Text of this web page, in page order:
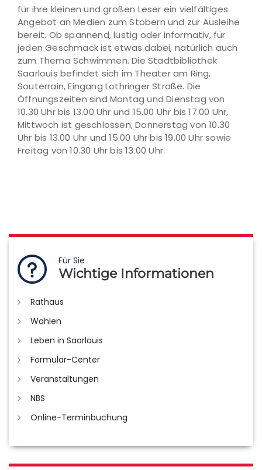
für ihre kleinen und großen Leser ein vielfältiges
Angebot an Medien zum Stöbern und zur Ausleihe
bereit. Ob spannend, lustig oder informativ, für
jeden Geschmack ist etwas dabei, natürlich auch
zum Thema Schwimmen. Die Stadtbibliothek
Saarlouis befindet sich im Theater am Ring,
Souterrain, Eingang Lothringer Straße. Die
Öffnungszeiten sind Montag und Dienstag von
10.30 Uhr bis 13.00 Uhr und 15.00 Uhr bis 17.00 Uhr,
Mittwoch ist geschlossen, Donnerstag von 10.30
Uhr bis 13.00 Uhr und 15.00 Uhr bis 19.00 Uhr sowie
Freitag von 10.30 Uhr bis 13.00 Uhr.
Für Sie
Wichtige Informationen
Rathaus
Wahlen
Leben in Saarlouis
Formular-Center
Veranstaltungen
NBS
Online-Terminbuchung